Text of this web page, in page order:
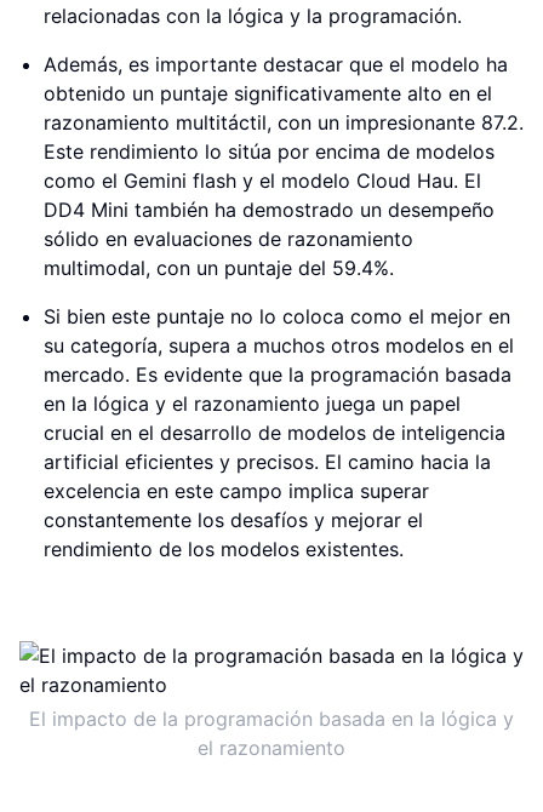
relacionadas con la lógica y la programación.
Además, es importante destacar que el modelo ha
obtenido un puntaje significativamente alto en el
razonamiento multitáctil, con un impresionante 87.2.
Este rendimiento lo sitúa por encima de modelos
como el Gemini flash y el modelo Cloud Hau. El
DD4 Mini también ha demostrado un desempeño
sólido en evaluaciones de razonamiento
multimodal, con un puntaje del 59.4%.
Si bien este puntaje no lo coloca como el mejor en
su categoría, supera a muchos otros modelos en el
mercado. Es evidente que la programación basada
en la lógica y el razonamiento juega un papel
crucial en el desarrollo de modelos de inteligencia
artificial eficientes y precisos. El camino hacia la
excelencia en este campo implica superar
constantemente los desafíos y mejorar el
rendimiento de los modelos existentes.
El impacto de la programación basada en la lógica y
el razonamiento